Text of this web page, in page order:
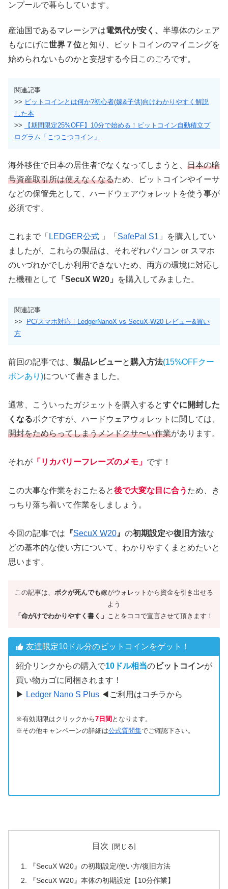
ンプールで暮らしています。
産油国であるマレーシアは電気代が安く、 半導体のシェア
もなにげに世界７位と知り、ビットコインのマイニングを
始められないものかと妄想する今日このごろです。
関連記事
>> ビットコインとは何か?初心者(嫁&子供)向けわかりやすく解説
した本
>>
【期間限定25%OFF】10分で始める！ビットコイン自動積立プ
ログラム「こつこつコイン」
海外移住で日本の居住者でなくなってしまうと、 日本の暗
号資産取引所は使えなくなるため、ビットコインやイーサ
などの保管先として、ハードウェアウォレットを使う事が
必須です。
これまで「 LEDGER公式 」「 SafePal S1 」を購入してい
ましたが、これらの製品は、それぞれパソコン or スマホ
のいづれかでしか利用できないため、両方の環境に対応し
た機種として
「SecuX W20」 を購入してみました。
関連記事
>>
PC/スマホ対応｜LedgerNanoX vs SecuX-W20 レビュー&買い
方
前回の記事では、 製品レビューと 購入方法(15%OFFクー
ポンあり)について書きました。
通常、こういったガジェットを購入するとすぐに開封した
くなるボクですが、ハードウェアウォレットに関しては、
開封をためらってしまうメンドクサ〜い作業があります。
それが 「リカバリーフレーズのメモ」 です！
この大事な作業をおこたると後で大変な目に合う ため、き
っちり落ち着いて作業をしましょう。
今回の記事では 『SecuX W20 』 の初期設定や復旧方法な
どの基本的な使い方について、わかりやすくまとめたいと
思います。
この記事は、 ボクが死んでも嫁がウォレットから資金を引き出せる
よう
「命がけでわかりやすく書く」 ことをココで宣言させて頂きます！
友達限定10ドル分のビットコインをゲット！
紹介リンクからの購入で10ドル相当のビットコインが
買い物カゴに同梱されます！
▶ Ledger Nano S Plus◀ご利用はコチラから
※有効期限はクリックから7日間 となります。
※その他キャンペーンの詳細は公式質問集でご確認下さい。
目次
『SecuX W20』の初期設定/使い方/復旧方法
『SecuX W20』本体の初期設定【10分作業】